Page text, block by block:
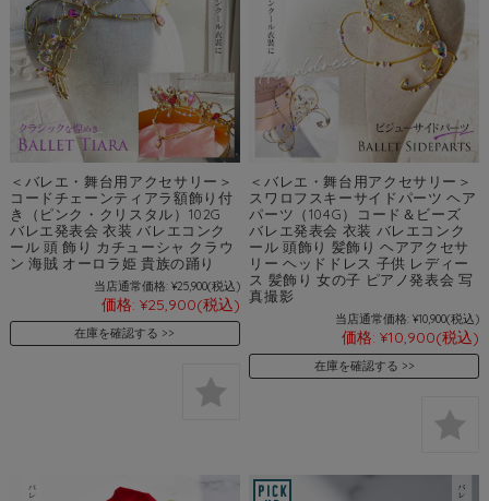
＜バレエ・舞台用アクセサリー＞
コードチェーンティアラ額飾り付
き（ピンク・クリスタル）102G
バレエ発表会 衣装 バレエコンク
ール 頭 飾り カチューシャ クラウ
ン 海賊 オーロラ姫 貴族の踊り
当店通常価格: ¥25,900(税込)
価格: ¥25,900(税込)
在庫を確認する
＜バレエ・舞台用アクセサリー＞
スワロフスキーサイドパーツ ヘア
パーツ（104G）コード＆ビーズ
バレエ発表会 衣装 バレエコンク
ール 頭飾り 髪飾り ヘアアクセサ
リー ヘッドドレス 子供 レディー
ス 髪飾り 女の子 ピアノ発表会 写
真撮影
当店通常価格: ¥10,900(税込)
価格: ¥10,900(税込)
在庫を確認する